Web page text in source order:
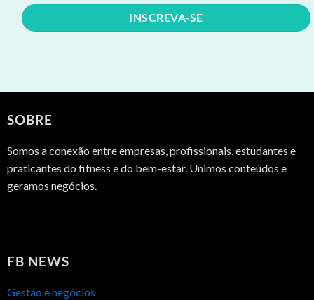
SOBRE
Somos a conexão entre empresas, profissionais, estudantes e
praticantes do fitness e do bem-estar. Unimos conteúdos e
geramos negócios.
FB NEWS
Gestão e negócios